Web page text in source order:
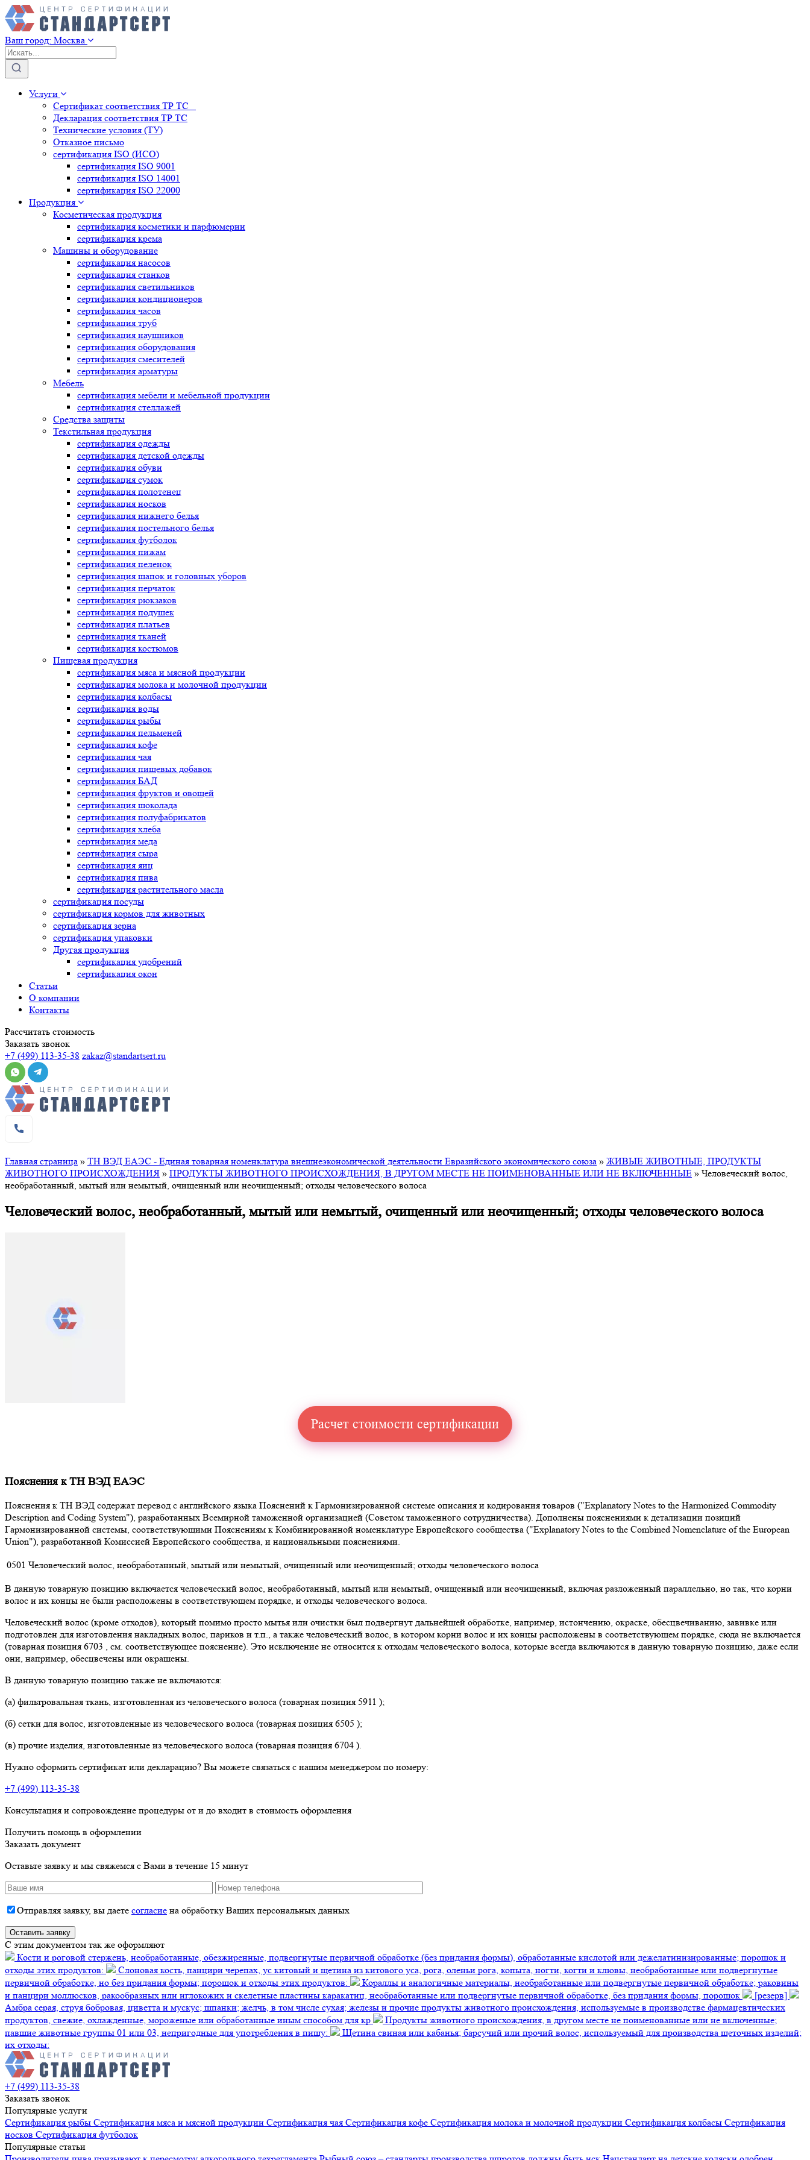
Ваш город: Москва
Услуги
Сертификат соответствия ТР ТС
Декларация соответствия ТР ТС
Технические условия (ТУ)
Отказное письмо
сертификация ISO (ИСО)
сертификация ISO 9001
сертификация ISO 14001
сертификация ISO 22000
Продукция
Косметическая продукция
сертификация косметики и парфюмерии
сертификация крема
Машины и оборудование
сертификация насосов
сертификация станков
сертификация светильников
сертификация кондиционеров
сертификация часов
сертификация труб
сертификация наушников
сертификация оборудования
сертификация смесителей
сертификация арматуры
Мебель
сертификация мебели и мебельной продукции
сертификация стеллажей
Средства защиты
Текстильная продукция
сертификация одежды
сертификация детской одежды
сертификация обуви
сертификация сумок
сертификация полотенец
сертификация носков
сертификация нижнего белья
сертификация постельного белья
сертификация футболок
сертификация пижам
сертификация пеленок
сертификация шапок и головных уборов
сертификация перчаток
сертификация рюкзаков
сертификация подушек
сертификация платьев
сертификация тканей
сертификация костюмов
Пищевая продукция
сертификация мяса и мясной продукции
сертификация молока и молочной продукции
сертификация колбасы
сертификация воды
сертификация рыбы
сертификация пельменей
сертификация кофе
сертификация чая
сертификация пищевых добавок
сертификация БАД
сертификация фруктов и овощей
сертификация шоколада
сертификация полуфабрикатов
сертификация хлеба
сертификация меда
сертификация сыра
сертификация яиц
сертификация пива
сертификация растительного масла
сертификация посуды
сертификация кормов для животных
сертификация зерна
сертификация упаковки
Другая продукция
сертификация удобрений
сертификация окон
Статьи
О компании
Контакты
Рассчитать стоимость
Заказать звонок
+7 (499) 113-35-38 zakaz@standartsert.ru
Главная страница » ТН ВЭД ЕАЭС - Единая товарная номенклатура внешнеэкономической деятельности Евразийского экономического союза » ЖИВЫЕ ЖИВОТНЫЕ, ПРОДУКТЫ
ЖИВОТНОГО ПРОИСХОЖДЕНИЯ » ПРОДУКТЫ ЖИВОТНОГО ПРОИСХОЖДЕНИЯ, В ДРУГОМ МЕСТЕ НЕ ПОИМЕНОВАННЫЕ ИЛИ НЕ ВКЛЮЧЕННЫЕ » Человеческий волос,
необработанный, мытый или немытый, очищенный или неочищенный; отходы человеческого волоса
Человеческий волос, необработанный, мытый или немытый, очищенный или неочищенный; отходы человеческого волоса
Расчет стоимости сертификации
Пояснения к ТН ВЭД ЕАЭС
Пояснения к ТН ВЭД содержат перевод с английского языка Пояснений к Гармонизированной системе описания и кодирования товаров ("Explanatory Notes to the Harmonized Commodity
Description and Coding System"), разработанных Всемирной таможенной организацией (Советом таможенного сотрудничества). Дополнены пояснениями к детализации позиций
Гармонизированной системы, соответствующими Пояснениям к Комбинированной номенклатуре Европейского сообщества ("Explanatory Notes to the Combined Nomenclature of the European
Union"), разработанной Комиссией Европейского сообщества, и национальными пояснениями.
0501 Человеческий волос, необработанный, мытый или немытый, очищенный или неочищенный; отходы человеческого волоса
В данную товарную позицию включается человеческий волос, необработанный, мытый или немытый, очищенный или неочищенный, включая разложенный параллельно, но так, что корни
волос и их концы не были расположены в соответствующем порядке, и отходы человеческого волоса.
Человеческий волос (кроме отходов), который помимо просто мытья или очистки был подвергнут дальнейшей обработке, например, истончению, окраске, обесцвечиванию, завивке или
подготовлен для изготовления накладных волос, париков и т.п., а также человеческий волос, в котором корни волос и их концы расположены в соответствующем порядке, сюда не включается
(товарная позиция 6703 , см. соответствующее пояснение). Это исключение не относится к отходам человеческого волоса, которые всегда включаются в данную товарную позицию, даже если
они, например, обесцвечены или окрашены.
В данную товарную позицию также не включаются:
(а) фильтровальная ткань, изготовленная из человеческого волоса (товарная позиция 5911 );
(б) сетки для волос, изготовленные из человеческого волоса (товарная позиция 6505 );
(в) прочие изделия, изготовленные из человеческого волоса (товарная позиция 6704 ).
Нужно оформить сертификат или декларацию? Вы можете связаться с нашим менеджером по номеру:
+7 (499) 113-35-38
Консультация и сопровождение процедуры от и до входит в стоимость оформления
Получить помощь в оформлении
Заказать документ
Оставьте заявку и мы свяжемся с Вами в течение 15 минут
Отправляя заявку, вы даете согласие на обработку Ваших персональных данных
C этим документом так же оформляют
Кости и роговой стержень, необработанные, обезжиренные, подвергнутые первичной обработке (без придания формы), обработанные кислотой или дежелатинизированные; порошок и
отходы этих продуктов:
Слоновая кость, панцири черепах, ус китовый и щетина из китового уса, рога, оленьи рога, копыта, ногти, когти и клювы, необработанные или подвергнутые
первичной обработке, но без придания формы; порошок и отходы этих продуктов:
Кораллы и аналогичные материалы, необработанные или подвергнутые первичной обработке; раковины
и панцири моллюсков, ракообразных или иглокожих и скелетные пластины каракатиц, необработанные или подвергнутые первичной обработке, без придания формы, порошок
[резерв]
Амбра серая, струя бобровая, циветта и мускус; шпанки; желчь, в том числе сухая; железы и прочие продукты животного происхождения, используемые в производстве фармацевтических
продуктов, свежие, охлажденные, мороженые или обработанные иным способом для кр
Продукты животного происхождения, в другом месте не поименованные или не включенные;
павшие животные группы 01 или 03, непригодные для употребления в пищу:
Щетина свиная или кабанья; барсучий или прочий волос, используемый для производства щеточных изделий;
их отходы:
+7 (499) 113-35-38
Заказать звонок
Популярные услуги
Сертификация рыбы Сертификация мяса и мясной продукции Сертификация чая Сертификация кофе Сертификация молока и молочной продукции Сертификация колбасы Сертификация
носков Сертификация футболок
Популярные статьи